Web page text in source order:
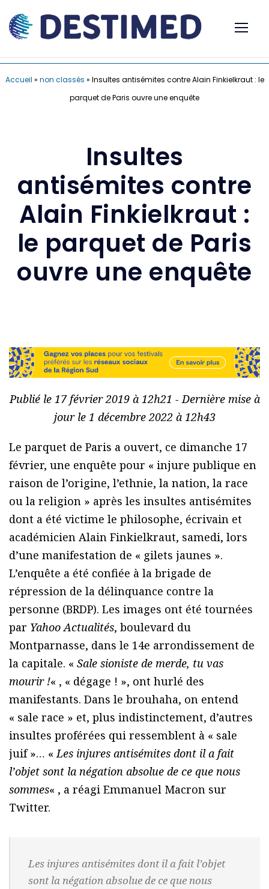
Accueil » non classés » Insultes antisémites contre Alain Finkielkraut : le
parquet de Paris ouvre une enquête
Insultes
antisémites contre
Alain Finkielkraut :
le parquet de Paris
ouvre une enquête
Publié le 17 février 2019 à 12h21 - Dernière mise à
jour le 1 décembre 2022 à 12h43
Le parquet de Paris a ouvert, ce dimanche 17
février, une enquête pour « injure publique en
raison de l’origine, l’ethnie, la nation, la race
ou la religion » après les insultes antisémites
dont a été victime le philosophe, écrivain et
académicien Alain Finkielkraut, samedi, lors
d’une manifestation de « gilets jaunes ».
L’enquête a été confiée à la brigade de
répression de la délinquance contre la
personne (BRDP). Les images ont été tournées
par Yahoo Actualités, boulevard du
Montparnasse, dans le 14e arrondissement de
la capitale. « Sale sioniste de merde, tu vas
mourir !« , « dégage ! », ont hurlé des
manifestants. Dans le brouhaha, on entend
« sale race » et, plus indistinctement, d’autres
insultes proférées qui ressemblent à « sale
juif »… «Les injures antisémites dont il a fait
l’objet sont la négation absolue de ce que nous
sommes« , a réagi Emmanuel Macron sur
Twitter.
Les injures antisémites dont il a fait l’objet
sont la négation absolue de ce que nous